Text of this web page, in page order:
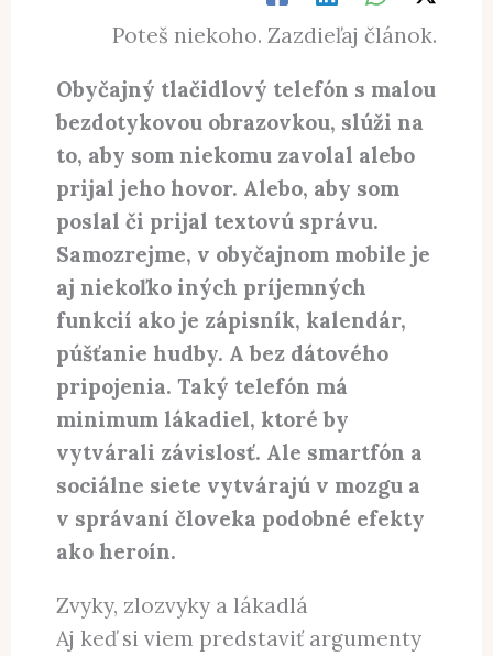
Poteš niekoho. Zazdieľaj článok.
Obyčajný tlačidlový telefón s malou
bezdotykovou obrazovkou, slúži na
to, aby som niekomu zavolal alebo
prijal jeho hovor. Alebo, aby som
poslal či prijal textovú správu.
Samozrejme, v obyčajnom mobile je
aj niekoľko iných príjemných
funkcií ako je zápisník, kalendár,
púšťanie hudby. A bez dátového
pripojenia. Taký telefón má
minimum lákadiel, ktoré by
vytvárali závislosť. Ale smartfón a
sociálne siete vytvárajú v mozgu a
v správaní človeka podobné efekty
ako heroín.
Zvyky, zlozvyky a lákadlá
Aj keď si viem predstaviť argumenty